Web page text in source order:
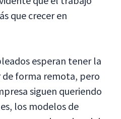
que crecer en
esperan tener la
forma remota, pero
siguen queriendo
los modelos de